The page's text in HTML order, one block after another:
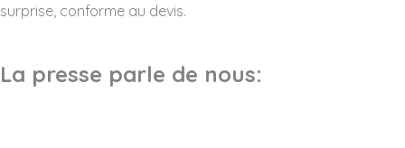
surprise, conforme au devis.
La presse parle de nous: